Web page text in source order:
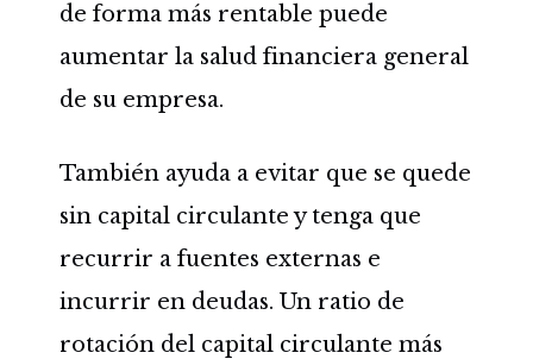
de forma más rentable puede
aumentar la salud financiera general
de su empresa.
También ayuda a evitar que se quede
sin capital circulante y tenga que
recurrir a fuentes externas e
incurrir en deudas. Un ratio de
rotación del capital circulante más